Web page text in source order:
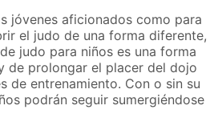
jóvenes aficionados como para
el judo de una forma diferente,
judo para niños es una forma
de prolongar el placer del dojo
de entrenamiento. Con o sin su
podrán seguir sumergiéndose